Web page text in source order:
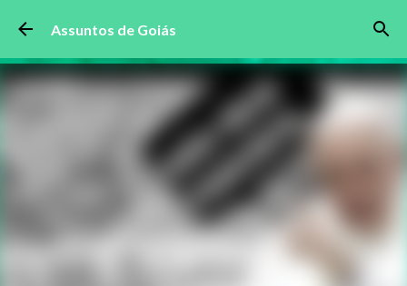
Pular para o conteúdo principal
Assuntos de Goiás